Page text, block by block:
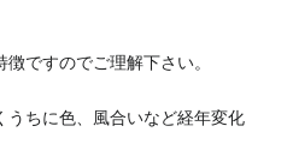
ですのでご理解下さい。
うちに色、風合いなど経年変化